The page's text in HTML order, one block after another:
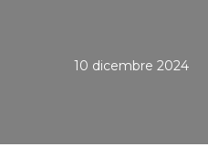
10 dicembre 2024